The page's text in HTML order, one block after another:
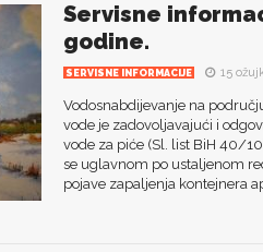
Servisne
godine.
SERVISNE INFORMACIJE 15
Vodosnabdijevanje na
vode je zadovoljavajući i
vode za piće (Sl. list BiH 40/
se uglavnom po ustaljenom
pojave zapaljenja kontejnera